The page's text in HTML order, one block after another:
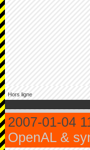
Hors ligne
2007-01-04
OpenAL &